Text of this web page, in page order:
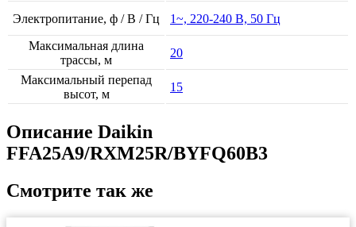
Электропитание, ф / В / Гц
1~, 220-240 В, 50 Гц
Максимальная длина
трассы, м
20
Максимальный перепад
высот, м
15
Описание Daikin
FFA25A9/RXM25R/BYFQ60B3
Смотрите так же